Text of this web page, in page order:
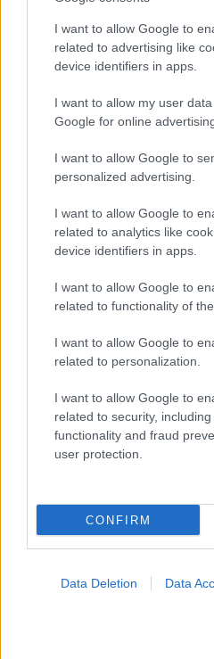
I want to allow Google to
related to advertising like
device identifiers in apps.
I want to allow my user
Google for online
I want to allow Google to
personalized advertising.
I want to allow Google to
related to analytics like
device identifiers in apps.
I want to allow Google to
related to functionality of
I want to allow Google to
related to personalization.
I want to allow Google to
related to security,
functionality and fraud
user protection.
CONFIRM
Data Deletion Data